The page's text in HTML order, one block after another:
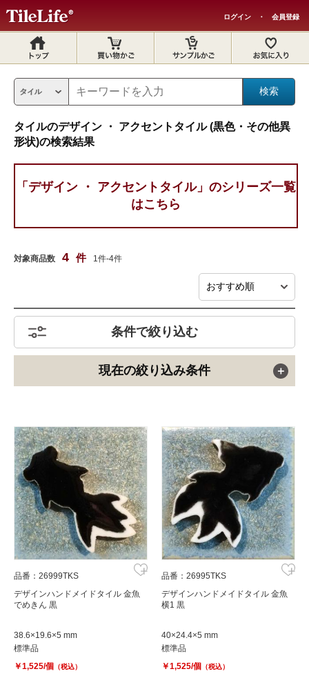
ログイン ・ 会員登録
タイルのデザイン ・ アクセントタイル (黒色・その他異
形状)の検索結果
「デザイン ・ アクセントタイル」のシリーズ一覧
はこちら
対象商品数 4 件 1件-4件
条件で絞り込む
現在の絞り込み条件
品番：26999TKS
デザインハンドメイドタイル 金魚
でめきん 黒
38.6×19.6×5 mm
標準品
￥1,525/個
（税込）
品番：26995TKS
デザインハンドメイドタイル 金魚
横1 黒
40×24.4×5 mm
標準品
￥1,525/個
（税込）